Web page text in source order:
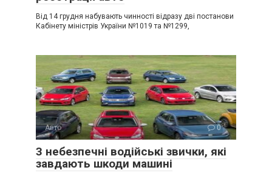
Від 14 грудня набувають чинності відразу дві постанови
Кабінету міністрів України №1019 та №1299,
Авто 0
3 небезпечні водійські звички, які
завдають шкоди машині